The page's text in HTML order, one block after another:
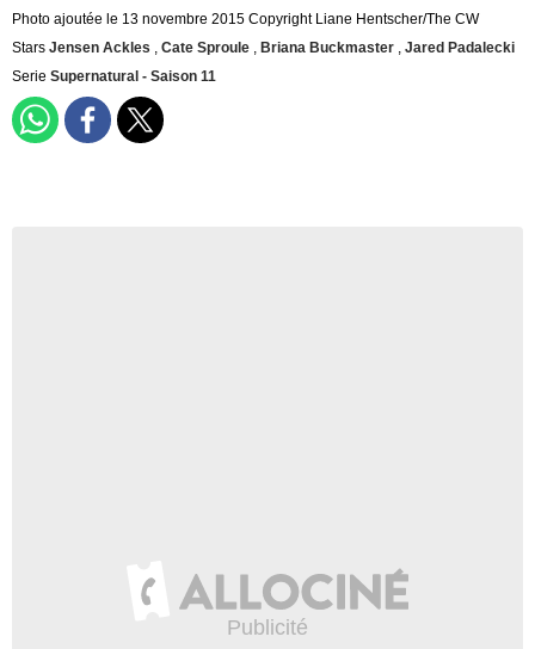
Photo ajoutée le 13 novembre 2015 Copyright Liane Hentscher/The CW
Stars Jensen Ackles , Cate Sproule , Briana Buckmaster , Jared Padalecki
Serie Supernatural - Saison 11